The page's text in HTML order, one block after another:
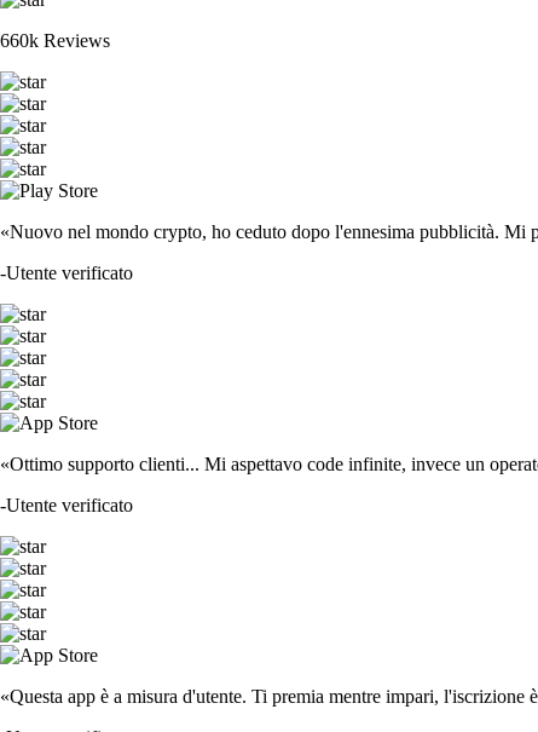
660k Reviews
«Nuovo nel mondo crypto, ho ceduto dopo l'ennesima pubblicità. Mi
-Utente verificato
«Ottimo supporto clienti... Mi aspettavo code infinite, invece un
-Utente verificato
«Questa app è a misura d'utente. Ti premia mentre impari,